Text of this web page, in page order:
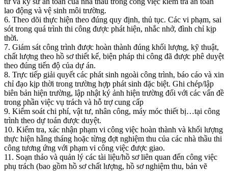
lao động và vệ sinh môi trường.
6. Theo dõi thực hiện theo đúng quy định, thủ tục. Các vi phạm, sai
sót trong quá trình thi công được phát hiện, nhắc nhở, đình chỉ kịp
thời.
7. Giám sát công trình được hoàn thành đúng khối lượng, kỹ thuật,
chất lượng theo hồ sơ thiết kế, biện pháp thi công đã được phê duyệt
theo đúng tiến độ của dự án.
8. Trực tiếp giải quyết các phát sinh ngoài công trình, báo cáo và xin
chỉ đạo kịp thời trong trường hợp phát sinh đặc biệt. Ghi chép/lập
biên bản hiện trường, lập nhật ký ảnh hiện trường đối với các vấn đề
trong phần việc vụ trách và hỗ trợ cung cấp
9. Kiểm soát chi phí, vật tư, nhân công, máy móc thiết bị…tại công
trình theo dự toán được duyệt.
10. Kiểm tra, xác nhận phạm vi công việc hoàn thành và khối lượng
thực hiện hằng tháng hoặc từng đợt nghiệm thu của các nhà thầu thi
công tương ứng với phạm vi công việc được giao.
11. Soạn thảo và quản lý các tài liệu/hồ sơ liên quan đến công việc
phụ trách (bao gồm hồ sơ chất lượng, hồ sơ nghiệm thu, bản vẽ